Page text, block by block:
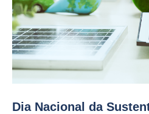
Dia Nacional da